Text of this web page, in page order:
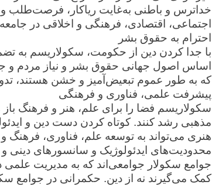
خداترس و باطنی به‌غایت ریاکار، فرصت‌طلب
اجتماعی، اقتصادی، فرهنگی و اخلاقی در
احترام به حقوق بشر
با جدا کردن دین از حکومت، سکولاریسم به
اساس اصول جهانی حقوق بشر و نیاز مردم و
که به طور عموم تبعیض‌آمیز و خشن هستند،
پیشرفت علمی، فناوری و فرهنگی
سکولاریسم فضا را برای علم، هنر و فرهنگ
مذهبی رشد کنند. کوتاه کردن دست دین و
هنری می‌تواند به توسعه علم، فناوری،
محدودیت‌های ایدئولوژیک و سانسورهای دینی
جوامع سکولار جوامعی‌اند که به مدیریت علمی
کمک می‌گیرند نه از دین. حکمرانی در جوامع